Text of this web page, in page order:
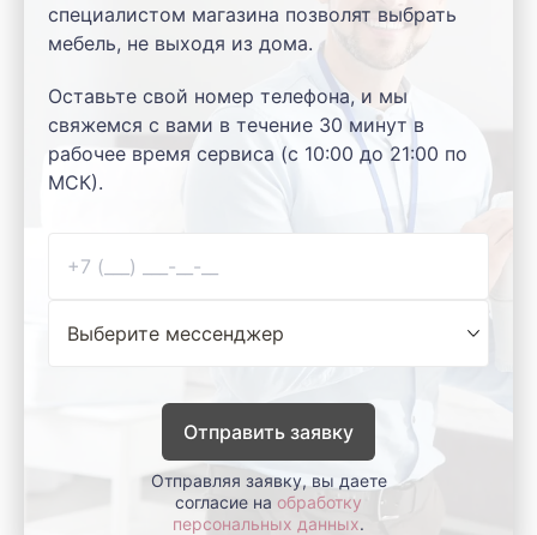
специалистом магазина позволят выбрать
мебель, не выходя из дома.
Оставьте свой номер телефона, и мы
свяжемся с вами в течение 30 минут в
рабочее время сервиса (с 10:00 до 21:00 по
МСК).
Отправить заявку
Отправляя заявку, вы даете
согласие на обработку
персональных данных.